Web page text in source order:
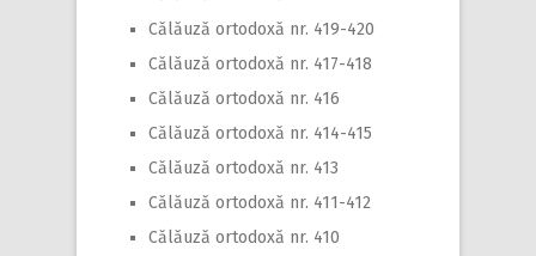
Călăuză ortodoxă nr. 419-420
Călăuză ortodoxă nr. 417-418
Călăuză ortodoxă nr. 416
Călăuză ortodoxă nr. 414-415
Călăuză ortodoxă nr. 413
Călăuză ortodoxă nr. 411-412
Călăuză ortodoxă nr. 410